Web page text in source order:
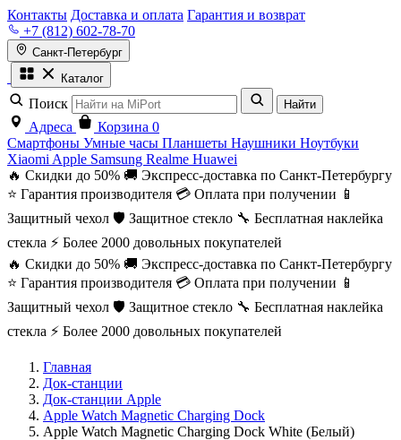
Контакты Доставка и оплата Гарантия и возврат
+7 (812) 602-78-70
Санкт-Петербург
Каталог
Поиск Найти
Адреса Корзина 0
Смартфоны Умные часы Планшеты Наушники Ноутбуки
Xiaomi Apple Samsung Realme Huawei
🔥 Скидки до 50% 🚚 Экспресс-доставка по Санкт-Петербургу
⭐ Гарантия производителя 💳 Оплата при получении 📱
Защитный чехол 🛡️ Защитное стекло 🔧 Бесплатная наклейка
стекла ⚡ Более 2000 довольных покупателей
🔥 Скидки до 50% 🚚 Экспресс-доставка по Санкт-Петербургу
⭐ Гарантия производителя 💳 Оплата при получении 📱
Защитный чехол 🛡️ Защитное стекло 🔧 Бесплатная наклейка
стекла ⚡ Более 2000 довольных покупателей
Главная
Док-станции
Док-станции Apple
Apple Watch Magnetic Charging Dock
Apple Watch Magnetic Charging Dock White (Белый)